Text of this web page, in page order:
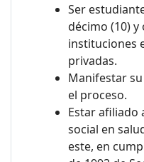
Ser
décimo (10) y
instituciones
privadas.
Manifestar
el proceso.
Estar afiliado
social en
este, en